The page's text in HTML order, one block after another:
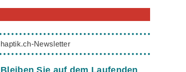
haptik.ch-Newsletter
Bleiben Sie auf dem Laufenden